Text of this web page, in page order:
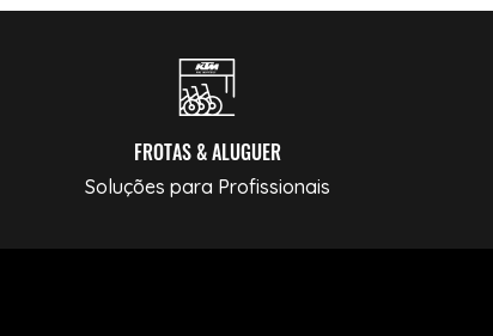
FROTAS & ALUGUER
Soluções para Profissionais